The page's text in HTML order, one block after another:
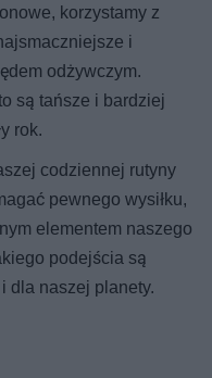
korzystamy z
i
odżywczym.
są tańsze i bardziej
rok.
codziennej rutyny
pewnego wysiłku,
elementem naszego
podejścia są
dla naszej planety.